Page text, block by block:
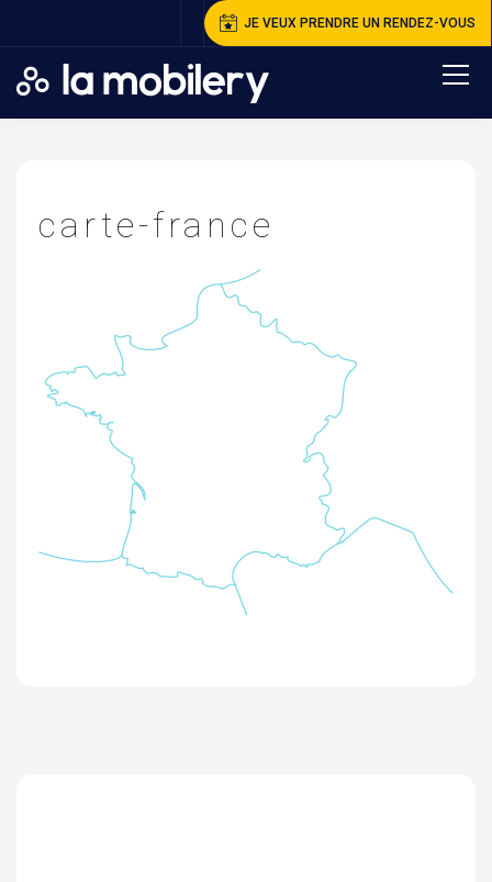
JE VEUX PRENDRE UN RENDEZ-VOUS
carte-france